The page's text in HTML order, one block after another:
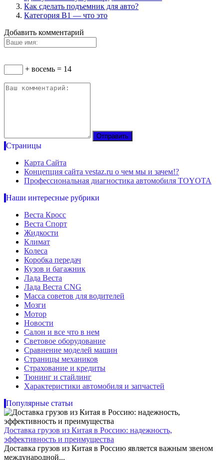
Как сделать подъемник для авто?
Категория B1 — что это
Добавить комментарий
+ восемь = 14
Страницы
Карта Сайта
Концепция сайта vestaz.ru о чем мы и зачем!?
Профессиональная диагностика автомобиля TOYOTA
Наши интересные рубрики
Веста Кросс
Веста Спорт
Жидкости
Климат
Колеса
Коробка передач
Кузов и багажник
Лада Веста
Лада Веста CNG
Масса советов для водителей
Мозги
Мотор
Новости
Салон и все что в нем
Световое оборудование
Сравнение моделей машин
Страницы механиков
Страхование и кредиты
Тюнинг и стайлинг
Характеристики автомобиля и запчастей
Популярные статьи
Доставка грузов из Китая в Россию: надежность,
эффективность и преимущества
Доставка грузов из Китая в Россию является важным звеном
международной...